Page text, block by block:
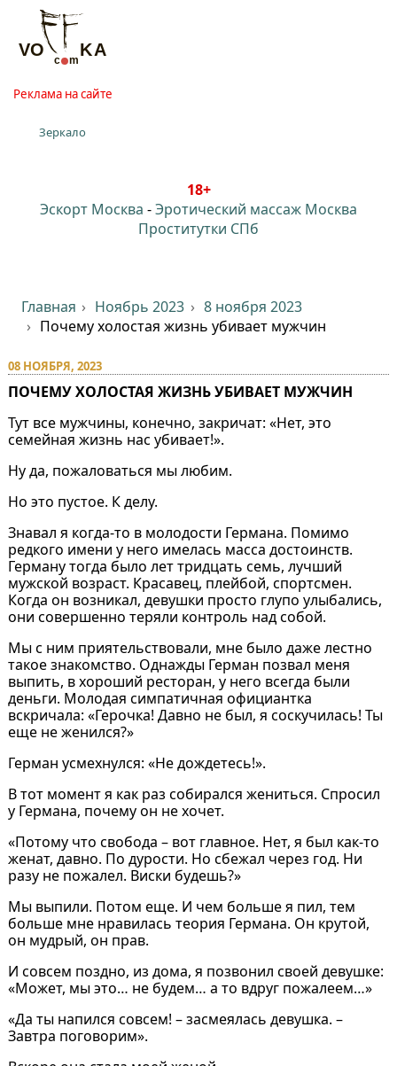
Реклама на сайте
Зеркало
18+
Эскорт Москва -Эротический массаж Москва
Проститутки СПб
Главная Ноябрь 2023
8 ноября 2023
Почему холостая жизнь убивает мужчин
08 НОЯБРЯ, 2023
ПОЧЕМУ ХОЛОСТАЯ ЖИЗНЬ УБИВАЕТ МУЖЧИН
Тут все мужчины, конечно, закричат: «Нет, это
семейная жизнь нас убивает!».
Ну да, пожаловаться мы любим.
Но это пустое. К делу.
Знавал я когда-то в молодости Германа. Помимо
редкого имени у него имелась масса достоинств.
Герману тогда было лет тридцать семь, лучший
мужской возраст. Красавец, плейбой, спортсмен.
Когда он возникал, девушки просто глупо улыбались,
они совершенно теряли контроль над собой.
Мы с ним приятельствовали, мне было даже лестно
такое знакомство. Однажды Герман позвал меня
выпить, в хороший ресторан, у него всегда были
деньги. Молодая симпатичная официантка
вскричала: «Герочка! Давно не был, я соскучилась! Ты
еще не женился?»
Герман усмехнулся: «Не дождетесь!».
В тот момент я как раз собирался жениться. Спросил
у Германа, почему он не хочет.
«Потому что свобода – вот главное. Нет, я был как-то
женат, давно. По дурости. Но сбежал через год. Ни
разу не пожалел. Виски будешь?»
Мы выпили. Потом еще. И чем больше я пил, тем
больше мне нравилась теория Германа. Он крутой,
он мудрый, он прав.
И совсем поздно, из дома, я позвонил своей девушке:
«Может, мы это… не будем… а то вдруг пожалеем…»
«Да ты напился совсем! – засмеялась девушка. –
Завтра поговорим».